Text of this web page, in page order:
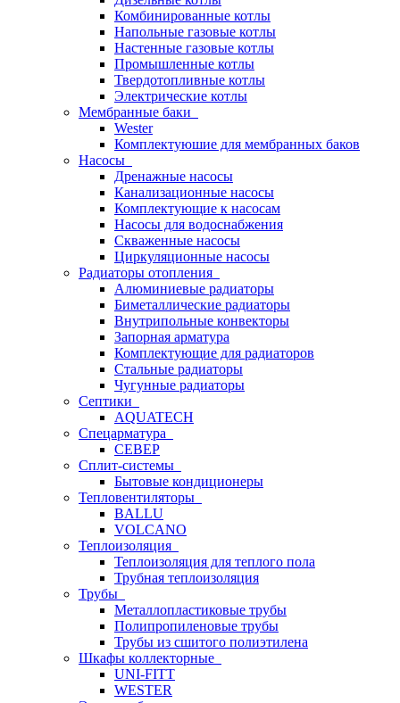
Комбинированные котлы
Напольные газовые котлы
Настенные газовые котлы
Промышленные котлы
Твердотопливные котлы
Электрические котлы
Мембранные баки
Wester
Комплектуюшие для мембранных баков
Насосы
Дренажные насосы
Канализационные насосы
Комплектующие к насосам
Насосы для водоснабжения
Скваженные насосы
Циркуляционные насосы
Радиаторы отопления
Алюминиевые радиаторы
Биметаллические радиаторы
Внутрипольные конвекторы
Запорная арматура
Комплектующие для радиаторов
Стальные радиаторы
Чугунные радиаторы
Септики
AQUATECH
Спецарматура
СЕВЕР
Сплит-системы
Бытовые кондиционеры
Тепловентиляторы
BALLU
VOLCANO
Теплоизоляция
Теплоизоляция для теплого пола
Трубная теплоизоляция
Трубы
Металлопластиковые трубы
Полипропиленовые трубы
Трубы из сшитого полиэтилена
Шкафы коллекторные
UNI-FITT
WESTER